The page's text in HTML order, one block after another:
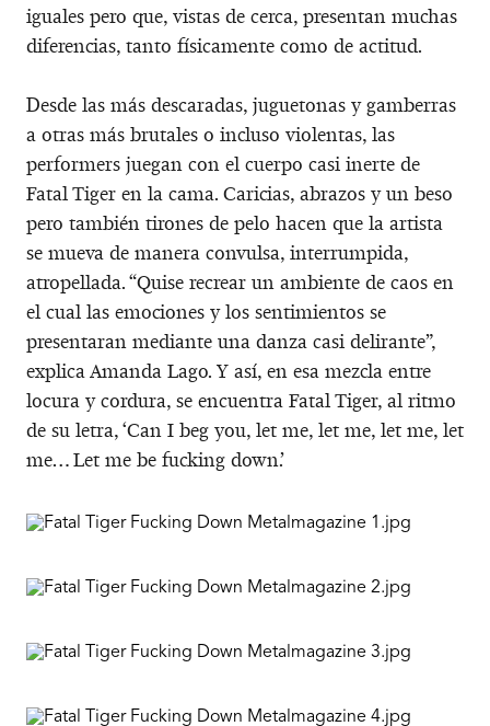
iguales pero que, vistas de cerca, presentan muchas
diferencias, tanto físicamente como de actitud.
Desde las más descaradas, juguetonas y gamberras
a otras más brutales o incluso violentas, las
performers juegan con el cuerpo casi inerte de
Fatal Tiger en la cama. Caricias, abrazos y un beso
pero también tirones de pelo hacen que la artista
se mueva de manera convulsa, interrumpida,
atropellada. “Quise recrear un ambiente de caos en
el cual las emociones y los sentimientos se
presentaran mediante una danza casi delirante”,
explica Amanda Lago. Y así, en esa mezcla entre
locura y cordura, se encuentra Fatal Tiger, al ritmo
de su letra, ‘Can I beg you, let me, let me, let me, let
me… Let me be fucking down.’